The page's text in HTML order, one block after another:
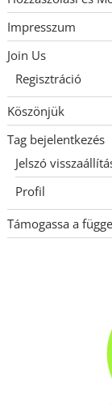
Impresszum
Join Us
Regisztráció
Köszönjük
Tag bejelentkezés
Jelszó
Profil
Támogassa a